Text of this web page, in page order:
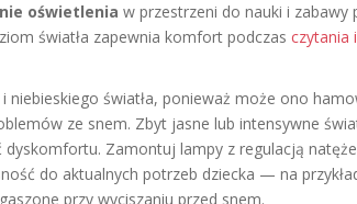
oświetlenia w przestrzeni do nauki i
światła zapewnia komfort podczas czytania
niebieskiego światła, ponieważ może ono
ze snem. Zbyt jasne lub intensywne
Zamontuj lampy z regulacją
do aktualnych potrzeb dziecka — na
przy wyciszaniu przed snem.